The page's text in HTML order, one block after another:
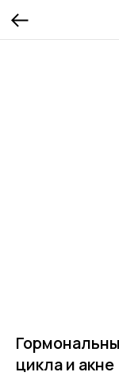
цикла и акне